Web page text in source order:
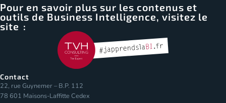
Pour en savoir plus sur les contenus et
outils de Business Intelligence, visitez le
site :
Contact
22, rue Guynemer – B.P. 112
78 601 Maisons-Laffitte Cedex